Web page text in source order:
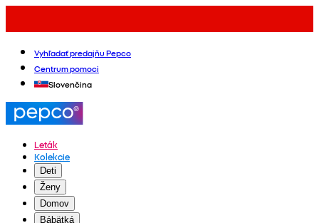
Vyhľadať predajňu Pepco
Centrum pomoci
Slovenčina
Leták
Kolekcie
Deti
Ženy
Domov
Bábätká